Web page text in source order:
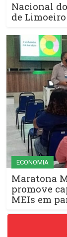
Nacional
de
ECONOMIA
Maratona
promove
MEIs em